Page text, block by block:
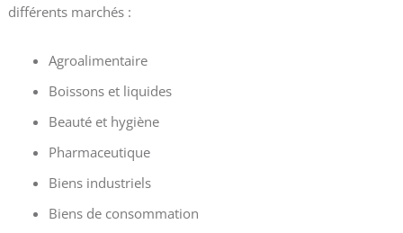
différents marchés :
Agroalimentaire
Boissons et liquides
Beauté et hygiène
Pharmaceutique
Biens industriels
Biens de consommation